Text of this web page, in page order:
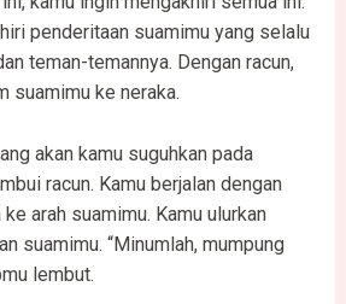
penderitaan suamimu yang selalu
teman-temannya. Dengan racun,
suamimu ke neraka.
akan kamu suguhkan pada
racun. Kamu berjalan dengan
arah suamimu. Kamu ulurkan
suamimu. “Minumlah, mumpung
lembut.